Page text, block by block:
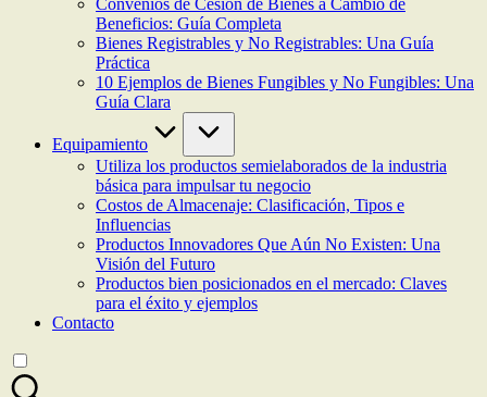
Convenios de Cesión de Bienes a Cambio de
Beneficios: Guía Completa
Bienes Registrables y No Registrables: Una Guía
Práctica
10 Ejemplos de Bienes Fungibles y No Fungibles: Una
Guía Clara
Equipamiento
Utiliza los productos semielaborados de la industria
básica para impulsar tu negocio
Costos de Almacenaje: Clasificación, Tipos e
Influencias
Productos Innovadores Que Aún No Existen: Una
Visión del Futuro
Productos bien posicionados en el mercado: Claves
para el éxito y ejemplos
Contacto